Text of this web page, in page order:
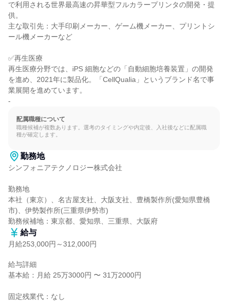
で利用される世界最高速の昇華型フルカラープリンタの開発・提
供。
主な取引先：大手印刷メーカー、ゲーム機メーカー、プリントシ
ール機メーカーなど
✅再生医療
再生医療分野では、iPS 細胞などの「自動細胞培養装置」の開発
を進め、2021年に製品化。「CellQualia」というブランド名で事
業展開を進めています。
-
配属職種について
職種候補が複数あります。選考のタイミングや内定後、入社後などに配属職
種が確定します。
勤務地
シンフォニアテクノロジー株式会社
勤務地
本社（東京）、名古屋支社、大阪支社、豊橋製作所(愛知県豊橋
市)、伊勢製作所(三重県伊勢市)
勤務候補地：東京都、愛知県、三重県、大阪府
給与
月給253,000円～312,000円
給与詳細
基本給：月給 25万3000円 〜 31万2000円
固定残業代：なし